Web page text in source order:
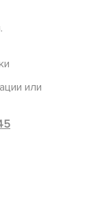
или